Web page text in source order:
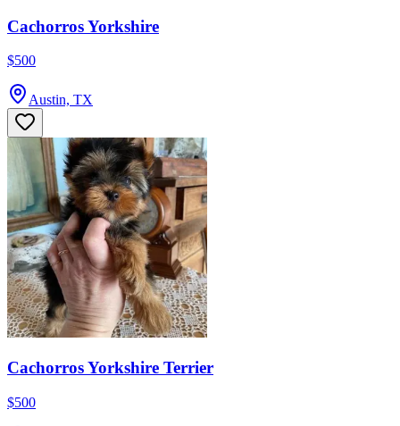
Cachorros Yorkshire
$500
Austin, TX
Cachorros Yorkshire Terrier
$500